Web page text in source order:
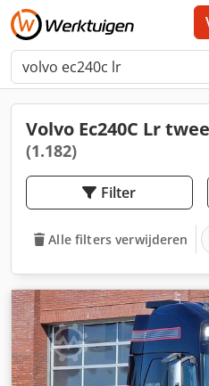
Volvo Ec240C Lr
(1.182)
Filter
Alle filters verwijderen